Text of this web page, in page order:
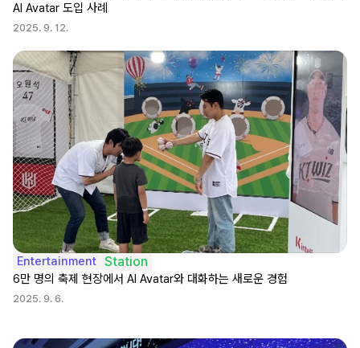
AI Avatar 도입 사례
2025. 9. 12.
Entertainment Station
6만 명의 축제 현장에서 AI Avatar와 대화하는 새로운 경험
2025. 9. 6.